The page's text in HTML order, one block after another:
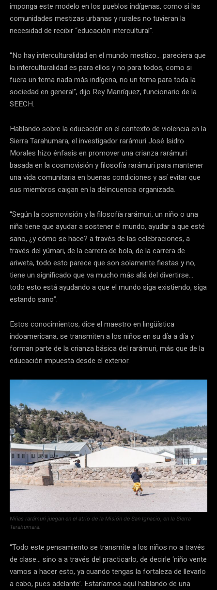
imponga este modelo en los pueblos indígenas, como si las
comunidades mestizas urbanas y rurales no tuvieran la
necesidad de recibir “educación intercultural”.
“No hay interculturalidad en el mundo mestizo… pareciera que
la interculturalidad es para ellos y no para todos, como si
fuera un tema nada más indígena, no un tema para toda la
sociedad en general”, dijo Rey Manríquez, funcionario de la
SEECH.
Hablando sobre la educación en el contexto de violencia en la
Sierra Tarahumara, el investigador rarámuri José Isidro
Morales hizo énfasis en promover una crianza rarámuri
basada en la cosmovisión y filosofía rarámuri para mantener
una vida comunitaria en buenas condiciones y así evitar que
sus miembros caigan en la delincuencia organizada.
“Según la cosmovisión y la filosofía rarámuri, un niño o una
niña tiene que ayudar a sostener el mundo, ayudar a que esté
sano, ¿y cómo se hace? a través de las celebraciones, a
través del yúmari, de la carrera de bola, de la carrera de
ariweta, todo esto parece que son solamente fiestas y no,
tiene un significado que va mucho más allá del divertirse…
todo esto está ayudando a que el mundo siga existiendo, siga
estando sano”.
Estos conocimientos, dice el maestro en lingüística
indoamericana, se transmiten a los niños en su día a día y
forman parte de la crianza básica del rarámuri, más que de la
educación impuesta desde el exterior.
Niñas rarámuri juegan en el atrio de la Misión de San Ignacio, en la Sierra
Tarahumara.
“Todo este pensamiento se transmite a los niños no a través
de clase… sino a a través del practicarlo, de decirle ‘niño vente
vamos a hacer esto, ya cuando tengas la fortaleza de llevarlo
a cabo, pues adelante’. Estaríamos aquí hablando de una